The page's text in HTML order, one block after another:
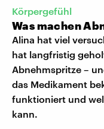
Körpergefühl
Was machen
Alina hat viel
hat langfristig
Abnehmspritze –
das Medikament
funktioniert und
kann.